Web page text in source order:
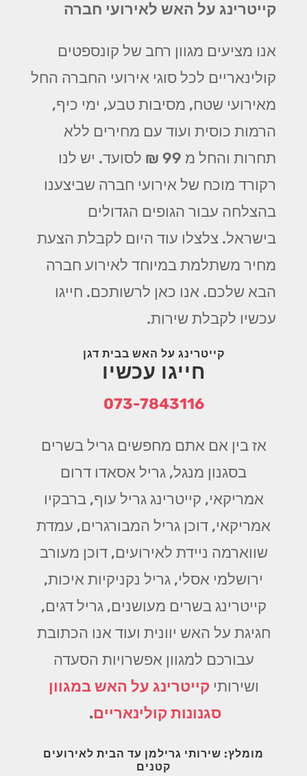
קייטרינג על האש לאירועי חברה
אנו מציעים מגוון רחב של קונספטים
קולינאריים לכל סוגי אירועי החברה החל
מאירועי שטח, מסיבות טבע, ימי כיף,
הרמות כוסית ועוד עם מחירים ללא
תחרות והחל מ 99 ₪ לסועד. יש לנו
רקורד מוכח של אירועי חברה שביצענו
בהצלחה עבור הגופים הגדולים
בישראל. צלצלו עוד היום לקבלת הצעת
מחיר משתלמת במיוחד לאירוע חברה
הבא שלכם. אנו כאן לרשותכם. חייגו
עכשיו לקבלת שירות.
קייטרינג על האש בבית דגן
חייגו עכשיו
073-7843116
אז בין אם אתם מחפשים גריל בשרים
בסגנון מנגל, גריל אסאדו דרום
אמריקאי, קייטרינג גריל עוף, ברבקיו
אמריקאי, דוכן גריל המבורגרים, עמדת
שווארמה ניידת לאירועים, דוכן מעורב
ירושלמי אסלי, גריל נקניקיות איכות,
קייטרינג בשרים מעושנים, גריל דגים,
חגיגת על האש יוונית ועוד אנו הכתובת
עבורכם למגוון אפשרויות הסעדה
ושירותיקייטרינג על האש במגוון
סגנונות קולינאריים.
מומלץ: שירותי גרילמן עד הבית לאירועים
קטנים